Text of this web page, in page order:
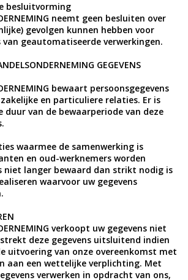
besluitvorming
neemt geen besluiten over
gevolgen kunnen hebben voor
van geautomatiseerde verwerkingen.
GEGEVENS
bewaart persoonsgegevens
en particuliere relaties. Er is
duur van de bewaarperiode van deze
waarmee de samenwerking is
en oud-werknemers worden
niet langer bewaard dan strikt nodig is
waarvoor uw gegevens
verkoopt uw gegevens niet
deze gegevens uitsluitend indien
uitvoering van onze overeenkomst met
aan een wettelijke verplichting. Met
verwerken in opdracht van ons,